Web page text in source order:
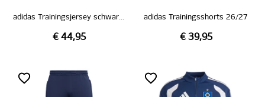
adidas Trainingsjersey schwarz 26/27
€ 44,95
adidas Trainingsshorts 26/27
€ 39,95